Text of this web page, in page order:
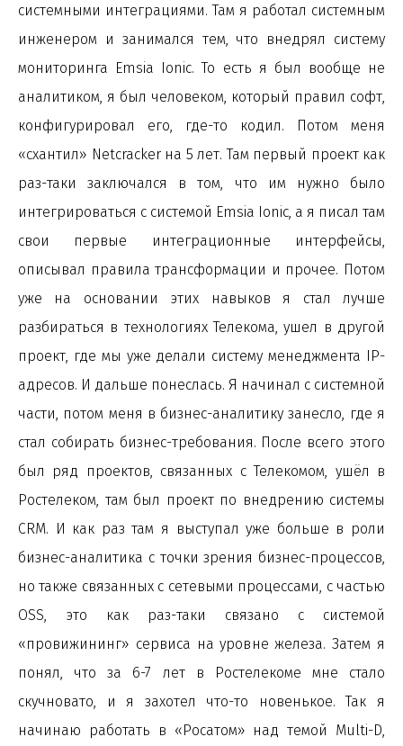
системными интеграциями. Там я работал системным
инженером и занимался тем, что внедрял систему
мониторинга Emsia Ionic. То есть я был вообще не
аналитиком, я был человеком, который правил софт,
конфигурировал его, где-то кодил. Потом меня
«схантил» Netcracker на 5 лет. Там первый проект как
раз-таки заключался в том, что им нужно было
интегрироваться с системой Emsia Ionic, а я писал там
свои первые интеграционные интерфейсы,
описывал правила трансформации и прочее. Потом
уже на основании этих навыков я стал лучше
разбираться в технологиях Телекома, ушел в другой
проект, где мы уже делали систему менеджмента IP-
адресов. И дальше понеслась. Я начинал с системной
части, потом меня в бизнес-аналитику занесло, где я
стал собирать бизнес-требования. После всего этого
был ряд проектов, связанных с Телекомом, ушёл в
Ростелеком, там был проект по внедрению системы
CRM. И как раз там я выступал уже больше в роли
бизнес-аналитика с точки зрения бизнес-процессов,
но также связанных с сетевыми процессами, с частью
OSS, это как раз-таки связано с системой
«провижининг» сервиса на уровне железа. Затем я
понял, что за 6-7 лет в Ростелекоме мне стало
скучновато, и я захотел что-то новенькое. Так я
начинаю работать в «Росатом» над темой Multi-D,